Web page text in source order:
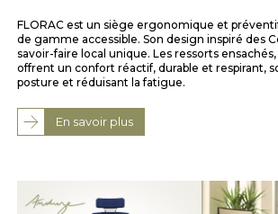
FLORAC est un siège ergonomique et
de gamme accessible. Son design inspiré des
savoir-faire local unique. Les ressorts
offrent un confort réactif, durable et respirant,
posture et réduisant la fatigue.
En savoir plus